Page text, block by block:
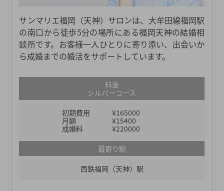
サンマリエ福岡（天神）サロンは、大牟田線福岡駅
の南口から徒歩5分の場所にある福岡天神の結婚相
談所です。お客様一人ひとりに寄り添い、出会いか
ら成婚までの婚活をサポートしています。
料金
シルバーコース
初期費用
¥165000
月額
¥15400
成婚料
¥220000
最寄り駅
西鉄福岡（天神）駅